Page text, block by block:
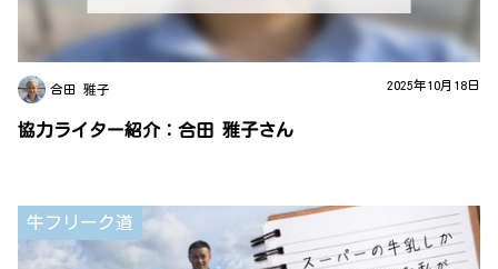
合田 雅子 2025年10月18日
協力ライター紹介：合田 雅子さん
牛フリーク道